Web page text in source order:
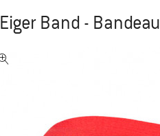
Eiger Band - Bandeau